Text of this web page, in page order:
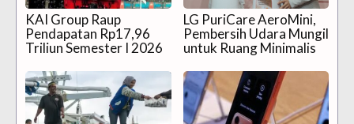
KAI Group Raup
Pendapatan Rp17,96
Triliun Semester I 2026
LG PuriCare AeroMini,
Pembersih Udara Mungil
untuk Ruang Minimalis